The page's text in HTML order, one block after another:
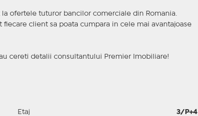
ofertele tuturor bancilor comerciale din Romania.
client sa poata cumpara in cele mai avantajoase
cereti detalii consultantului Premier Imobiliare!
Etaj 3/P+4